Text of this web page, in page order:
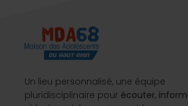
Un lieu personnalisé, une équipe
pluridisciplinaire pour écouter,